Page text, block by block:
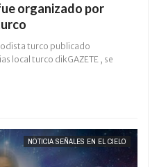
organizado por
turco publicado
local turco dikGAZETE , se
NOTICIA SEÑALES EN EL CIELO